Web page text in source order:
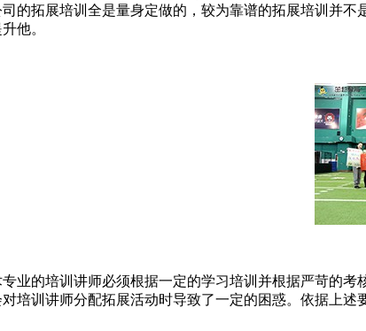
的拓展培训全是量身定做的，较为靠谱的拓展培训并
他。
业的培训讲师必须根据一定的学习培训并根据严苛的
培训讲师分配拓展活动时导致了一定的困惑。依据上